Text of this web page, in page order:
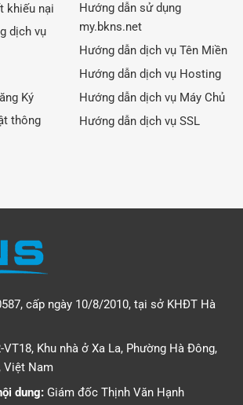
khiếu nại
dịch vụ
Ký
thông
Hướng dẫn sử dụng
my.bkns.net
Hướng dẫn dịch vụ Tên Miền
Hướng dẫn dịch vụ Hosting
Hướng dẫn dịch vụ Máy Chủ
Hướng dẫn dịch vụ SSL
cấp ngày 10/8/2010, tại sở KHĐT Hà
VT18, Khu nhà ở Xa La, Phường Hà Đông,
Việt Nam
dung: Giám đốc Thịnh Văn Hạnh